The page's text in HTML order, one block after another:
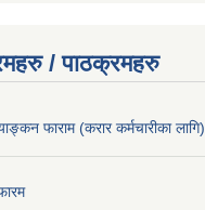
/ पाठक्रमहरु
फाराम (करार कर्मचारीका लागि)